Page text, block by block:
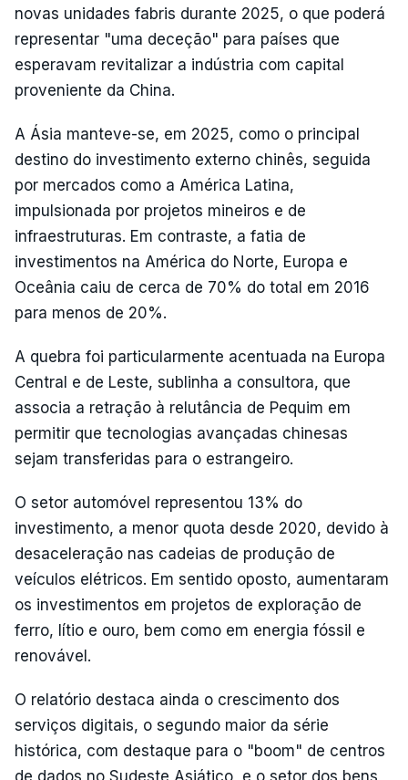
novas unidades fabris durante 2025, o que poderá
representar "uma deceção" para países que
esperavam revitalizar a indústria com capital
proveniente da China.
A Ásia manteve-se, em 2025, como o principal
destino do investimento externo chinês, seguida
por mercados como a América Latina,
impulsionada por projetos mineiros e de
infraestruturas. Em contraste, a fatia de
investimentos na América do Norte, Europa e
Oceânia caiu de cerca de 70% do total em 2016
para menos de 20%.
A quebra foi particularmente acentuada na Europa
Central e de Leste, sublinha a consultora, que
associa a retração à relutância de Pequim em
permitir que tecnologias avançadas chinesas
sejam transferidas para o estrangeiro.
O setor automóvel representou 13% do
investimento, a menor quota desde 2020, devido à
desaceleração nas cadeias de produção de
veículos elétricos. Em sentido oposto, aumentaram
os investimentos em projetos de exploração de
ferro, lítio e ouro, bem como em energia fóssil e
renovável.
O relatório destaca ainda o crescimento dos
serviços digitais, o segundo maior da série
histórica, com destaque para o "boom" de centros
de dados no Sudeste Asiático, e o setor dos bens